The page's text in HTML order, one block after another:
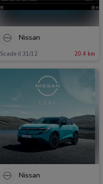
Nissan
Scade il 31/12 20.4 km
Nissan